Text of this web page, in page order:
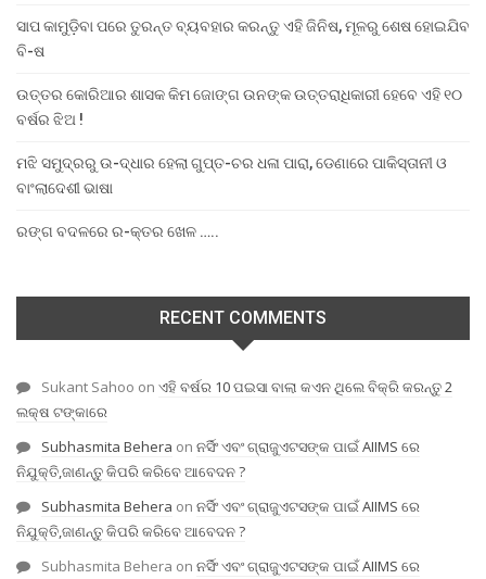
ସାପ କାମୁଡ଼ିବା ପରେ ତୁରନ୍ତ ବ୍ୟବହାର କରନ୍ତୁ ଏହି ଜିନିଷ, ମୂଳରୁ ଶେଷ ହୋଇଯିବ
ବି-ଷ
ଉତ୍ତର କୋରିଆର ଶାସକ କିମ ଜୋଙ୍ଗ ଉନଙ୍କ ଉତ୍ତରାଧିକାରୀ ହେବେ ଏହି ୧୦
ବର୍ଷର ଝିଅ !
ମଝି ସମୁଦ୍ରରୁ ଉ-ଦ୍ଧାର ହେଲା ଗୁପ୍ତ-ଚର ଧଳା ପାରା, ଡେଣାରେ ପାକିସ୍ତାନୀ ଓ
ବାଂଲାଦେଶୀ ଭାଷା
ରଙ୍ଗ ବଦଳରେ ର-କ୍ତର ଖେଳ …..
RECENT COMMENTS
Sukant Sahoo on ଏହି ବର୍ଷର 10 ପଇସା ବାଲା କଏନ ଥିଲେ ବିକ୍ରି କରନ୍ତୁ 2
ଲକ୍ଷ ଟଙ୍କାରେ
Subhasmita Behera on ନର୍ସିଂ ଏବଂ ଗ୍ରାଜୁଏଟସଙ୍କ ପାଇଁ AIIMS ରେ
ନିଯୁକ୍ତି,ଜାଣନ୍ତୁ କିପରି କରିବେ ଆବେଦନ ?
Subhasmita Behera on ନର୍ସିଂ ଏବଂ ଗ୍ରାଜୁଏଟସଙ୍କ ପାଇଁ AIIMS ରେ
ନିଯୁକ୍ତି,ଜାଣନ୍ତୁ କିପରି କରିବେ ଆବେଦନ ?
Subhasmita Behera on ନର୍ସିଂ ଏବଂ ଗ୍ରାଜୁଏଟସଙ୍କ ପାଇଁ AIIMS ରେ